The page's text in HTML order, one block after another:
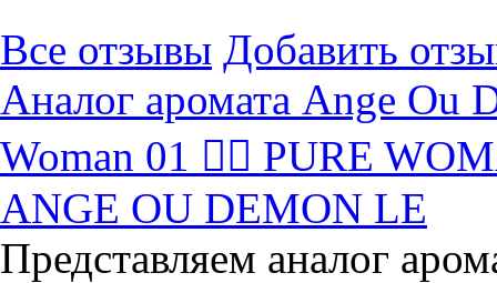
Все отзывы Добавить
Аналог аромата Ange Ou
Woman 01  PURE
ANGE OU DEMON LE
Представляем аналог